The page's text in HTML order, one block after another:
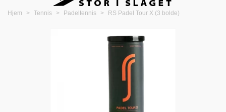
Hjem > Tennis > Padeltennis > RS Padel Tour X (3 bolde)